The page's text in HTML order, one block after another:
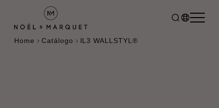
Home Catálogo IL3 WALLSTYL®